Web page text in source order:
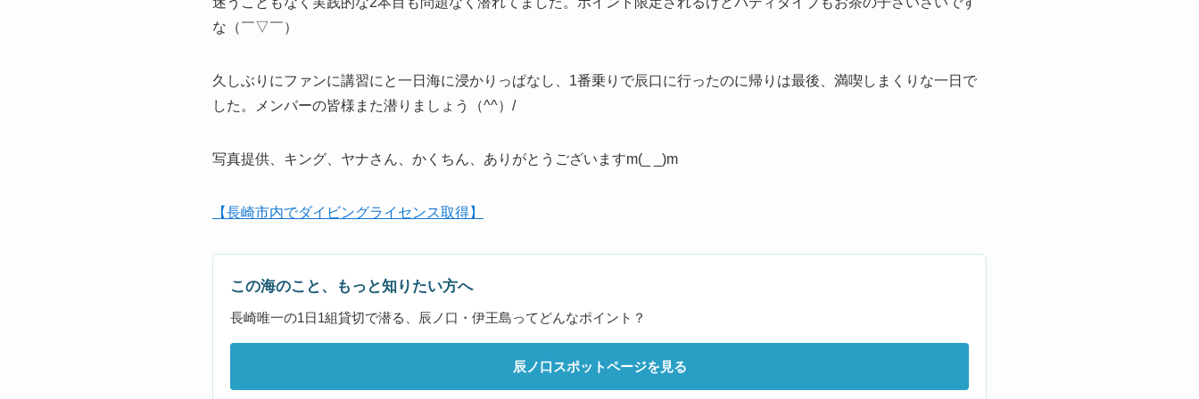
な（￣▽￣）
久しぶりにファンに講習にと一日海に浸かりっぱなし、1番乗りで辰口に行ったのに帰りは最後、満喫しまくりな一日で
した。メンバーの皆様また潜りましょう（^^）/
写真提供、キング、ヤナさん、かくちん、ありがとうございますm(_ _)m
【長崎市内でダイビングライセンス取得】
この海のこと、もっと知りたい方へ
長崎唯一の1日1組貸切で潜る、辰ノ口・伊王島ってどんなポイント？
辰ノ口スポットページを見る